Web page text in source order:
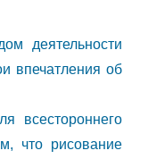
деятельности
впечатления об
всестороннего
что рисование